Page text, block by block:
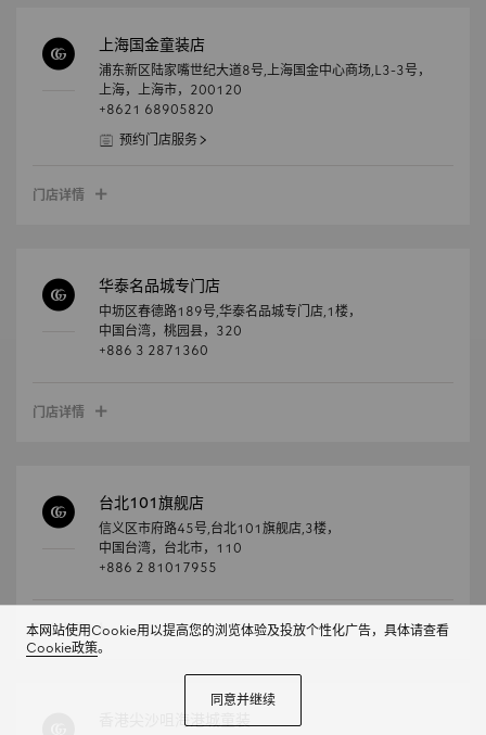
上海国金童装店
浦东新区陆家嘴世纪大道8号,上海国金中心商场,L3-3号，
上海， 上海市， 200120
+8621 68905820
预约门店服务
门店详情
华泰名品城专门店
中坜区春德路189号,华泰名品城专门店,1楼，
中国台湾， 桃园县， 320
+886 3 2871360
门店详情
台北101旗舰店
信义区市府路45号,台北101旗舰店,3楼，
中国台湾， 台北市， 110
+886 2 81017955
门店详情
香港尖沙咀海港城童装
本网站使用Cookie用以提高您的浏览体验及投放个性化广告，具体请查看
Cookie政策。
同意并继续